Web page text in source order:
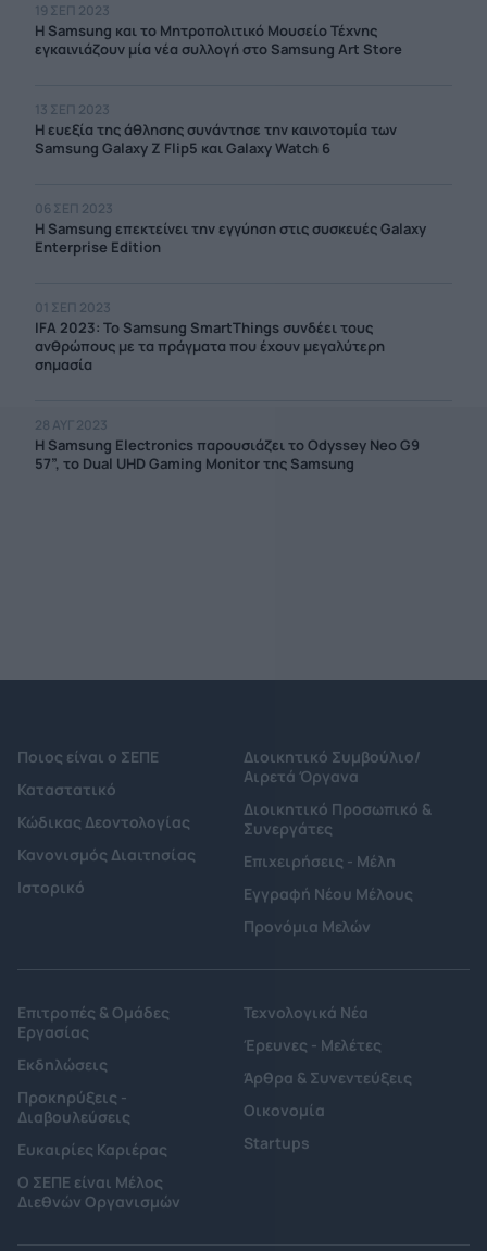
19 ΣΕΠ 2023
Η Samsung και το Μητροπολιτικό Μουσείο Τέχνης
εγκαινιάζουν μία νέα συλλογή στο Samsung Art Store
13 ΣΕΠ 2023
Η ευεξία της άθλησης συνάντησε την καινοτομία των
Samsung Galaxy Z Flip5 και Galaxy Watch 6
06 ΣΕΠ 2023
H Samsung επεκτείνει την εγγύηση στις συσκευές Galaxy
Enterprise Edition
01 ΣΕΠ 2023
IFA 2023: Το Samsung SmartThings συνδέει τους
ανθρώπους με τα πράγματα που έχουν μεγαλύτερη
σημασία
28 ΑΥΓ 2023
Η Samsung Electronics παρουσιάζει το Odyssey Neo G9
57”, το Dual UHD Gaming Monitor της Samsung
Ποιος είναι ο ΣΕΠΕ
Καταστατικό
Κώδικας Δεοντολογίας
Κανονισμός Διαιτησίας
Ιστορικό
Διοικητικό Συμβούλιο/
Αιρετά Όργανα
Διοικητικό Προσωπικό &
Συνεργάτες
Επιχειρήσεις - Μέλη
Εγγραφή Νέου Μέλους
Προνόμια Μελών
Επιτροπές & Ομάδες
Εργασίας
Εκδηλώσεις
Προκηρύξεις -
Διαβουλεύσεις
Ευκαιρίες Καριέρας
Ο ΣΕΠΕ είναι Μέλος
Διεθνών Οργανισμών
Τεχνολογικά Νέα
Έρευνες - Μελέτες
Άρθρα & Συνεντεύξεις
Οικονομία
Startups